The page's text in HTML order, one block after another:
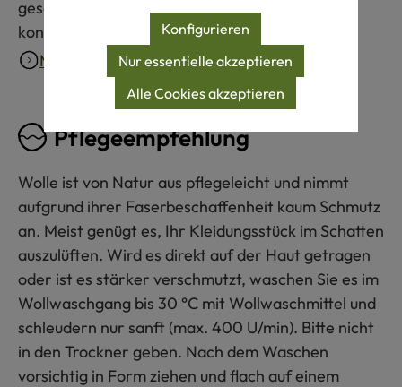
gesamten Lieferkette verantwortungsvoll
kontrolliert.
Mehr erfahren
Pflegeempfehlung
Wolle ist von Natur aus pflegeleicht und nimmt
aufgrund ihrer Faserbeschaffenheit kaum Schmutz
an. Meist genügt es, Ihr Kleidungsstück im Schatten
auszulüften. Wird es direkt auf der Haut getragen
oder ist es stärker verschmutzt, waschen Sie es im
Wollwaschgang bis 30 °C mit Wollwaschmittel und
schleudern nur sanft (max. 400 U/min). Bitte nicht
in den Trockner geben. Nach dem Waschen
vorsichtig in Form ziehen und flach auf einem
Nur essentielle akzeptieren
Konfigurieren
Alle Cookies akzeptieren